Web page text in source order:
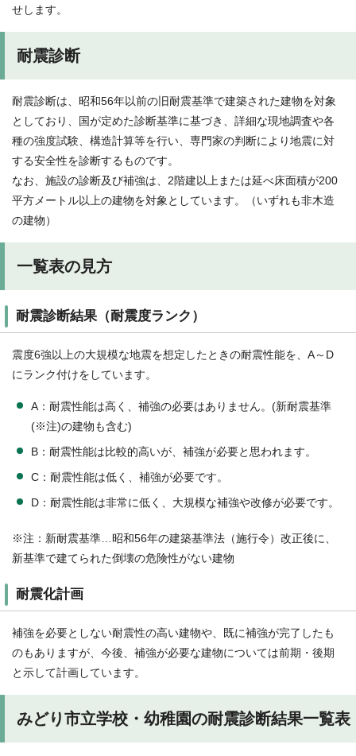
せします。
耐震診断
耐震診断は、昭和56年以前の旧耐震基準で建築された建物を対象
としており、国が定めた診断基準に基づき、詳細な現地調査や各
種の強度試験、構造計算等を行い、専門家の判断により地震に対
する安全性を診断するものです。
なお、施設の診断及び補強は、2階建以上または延べ床面積が200
平方メートル以上の建物を対象としています。（いずれも非木造
の建物）
一覧表の見方
耐震診断結果（耐震度ランク）
震度6強以上の大規模な地震を想定したときの耐震性能を、A～D
にランク付けをしています。
A：耐震性能は高く、補強の必要はありません。(新耐震基準
(※注)の建物も含む)
B：耐震性能は比較的高いが、補強が必要と思われます。
C：耐震性能は低く、補強が必要です。
D：耐震性能は非常に低く、大規模な補強や改修が必要です。
※注：新耐震基準…昭和56年の建築基準法（施行令）改正後に、
新基準で建てられた倒壊の危険性がない建物
耐震化計画
補強を必要としない耐震性の高い建物や、既に補強が完了したも
のもありますが、今後、補強が必要な建物については前期・後期
と示して計画しています。
みどり市立学校・幼稚園の耐震診断結果一覧表